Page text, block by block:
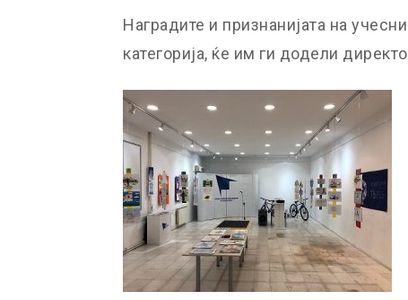
Наградите и признанијата на
категорија, ќе им ги додели